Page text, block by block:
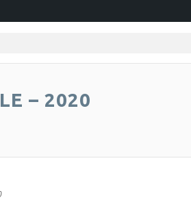
– 2020